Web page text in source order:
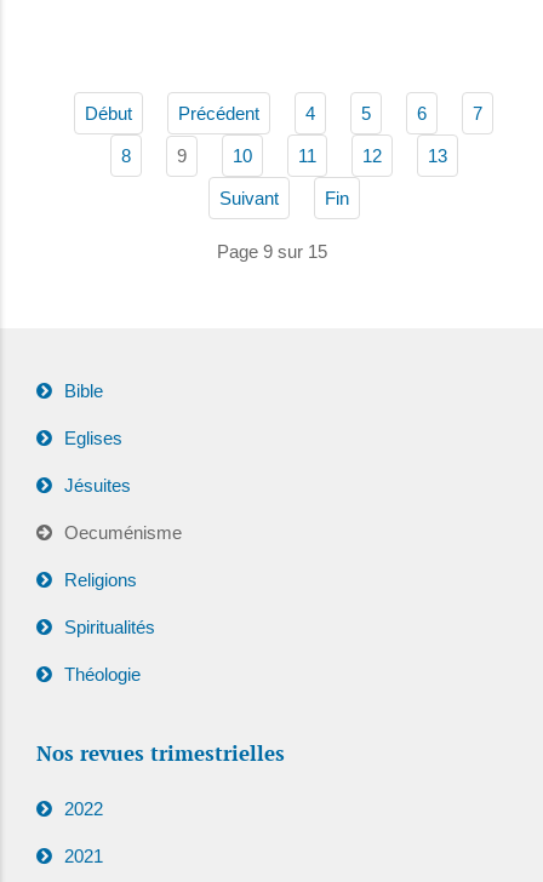
Début Précédent 4 5 6 7
8 9 10 11 12 13
Suivant Fin
Page 9 sur 15
Bible
Eglises
Jésuites
Oecuménisme
Religions
Spiritualités
Théologie
Nos revues trimestrielles
2022
2021